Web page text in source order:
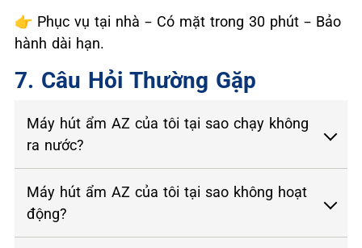
👉 Phục vụ tại nhà – Có mặt trong 30 phút – Bảo
hành dài hạn.
7. Câu Hỏi Thường Gặp
Máy hút ẩm AZ của tôi tại sao chạy không
ra nước?
Máy hút ẩm AZ của tôi tại sao không hoạt
động?